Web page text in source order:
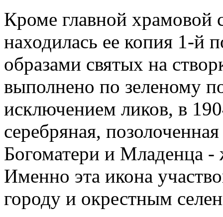
Кроме главной храмовой
находилась ее копия 1-й
образами святых на
выполнено по зеленому
исключением ликов, в
серебряная,
Богоматери и Младенца
Именно эта икона
городу и окрестным